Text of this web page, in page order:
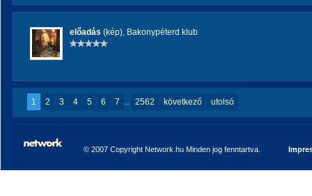
előadás (kép), Bakonypéterd klub
1 2 3 4 5 6 7 ... 2562 következő utolsó
© 2007 Copyright Network.hu Minden jog fenntartva.